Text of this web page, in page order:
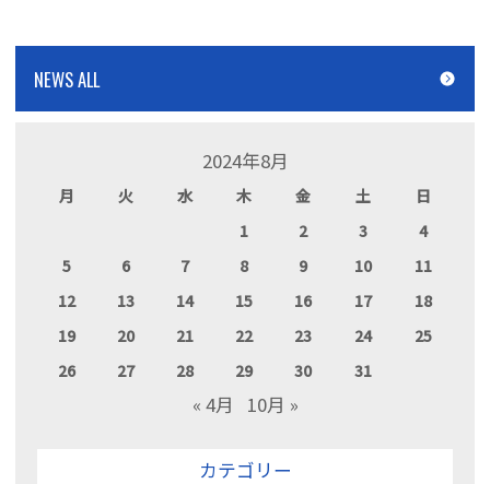
NEWS ALL
2024年8月
月 火 水 木 金 土
日
1
2 3
4
5
6 7 8 9 10
11
12
13 14 15 16 17
18
19
20 21 22 23 24
25
26
27 28 29 30 31
« 4月 10月 »
カテゴリー